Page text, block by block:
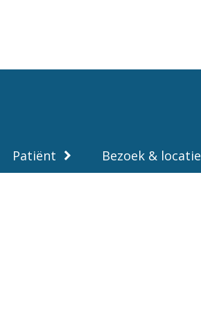
Patiënt Bezoek & locatie